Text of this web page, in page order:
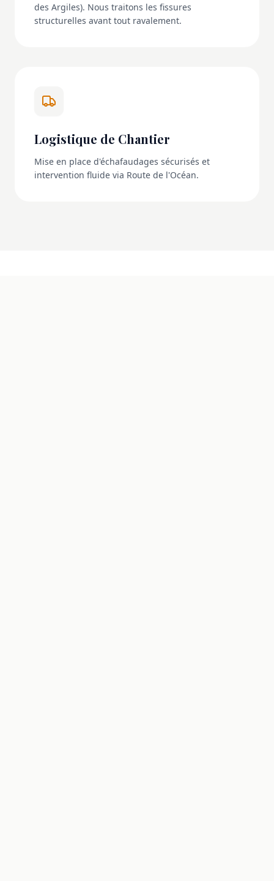
des Argiles). Nous traitons les fissures
structurelles avant tout ravalement.
Logistique de Chantier
Mise en place d'échafaudages sécurisés et
intervention fluide via Route de l'Océan.